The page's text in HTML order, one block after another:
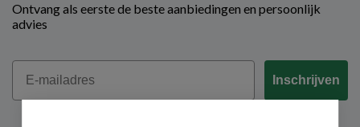
Ontvang als eerste de beste aanbiedingen en persoonlijk
advies
Email
Inschrijven